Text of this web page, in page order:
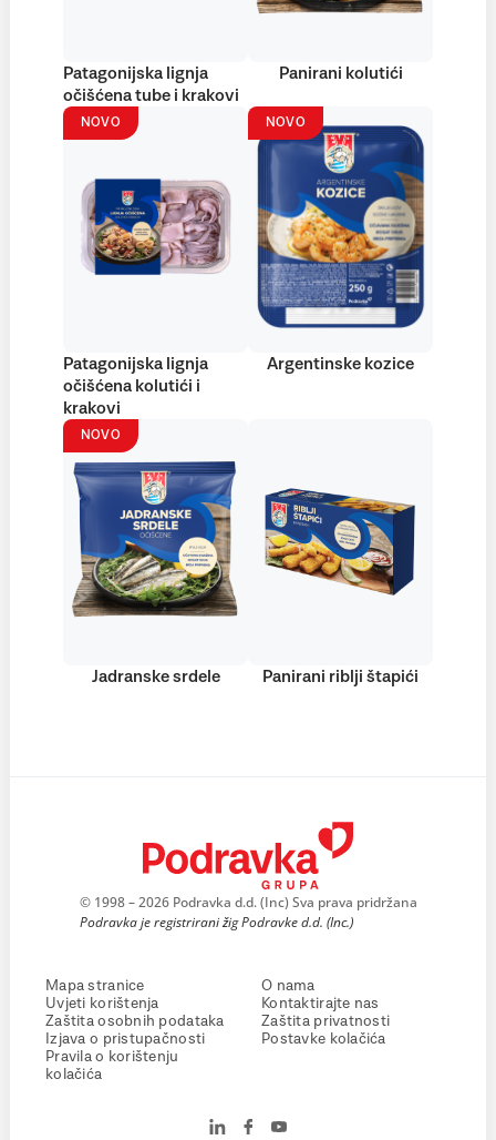
Patagonijska lignja
očišćena tube i krakovi
Panirani kolutići
NOVO
Patagonijska lignja
očišćena kolutići i
krakovi
NOVO
Argentinske kozice
NOVO
Jadranske srdele Panirani riblji štapići
© 1998 – 2026 Podravka d.d. (Inc) Sva prava pridržana
Podravka je registrirani žig Podravke d.d. (Inc.)
Mapa stranice
Uvjeti korištenja
Zaštita osobnih podataka
Izjava o pristupačnosti
Pravila o korištenju
kolačića
O nama
Kontaktirajte nas
Zaštita privatnosti
Postavke kolačića